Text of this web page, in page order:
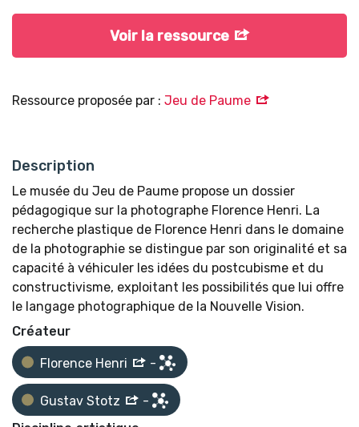
Ressource proposée par : Jeu de Paume
Description
Le musée du Jeu de Paume propose un dossier
pédagogique sur la photographe Florence Henri. La
recherche plastique de Florence Henri dans le domaine
de la photographie se distingue par son originalité et sa
capacité à véhiculer les idées du postcubisme et du
constructivisme, exploitant les possibilités que lui offre
le langage photographique de la Nouvelle Vision.
Voir la ressource
Créateur
Florence Henri -
Gustav Stotz
-